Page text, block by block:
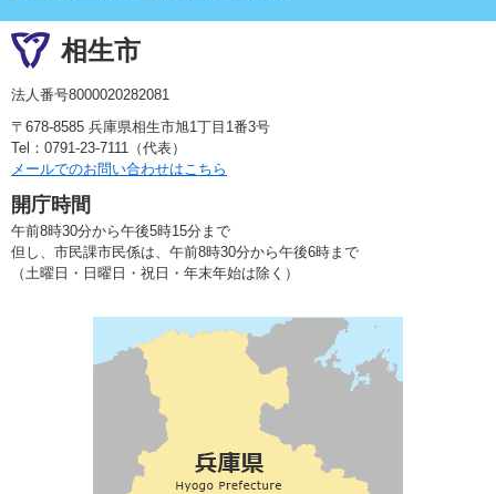
相生市
法人番号8000020282081
〒678-8585 兵庫県相生市旭1丁目1番3号
Tel：0791-23-7111（代表）
メールでのお問い合わせはこちら
開庁時間
午前8時30分から午後5時15分まで
但し、市民課市民係は、午前8時30分から午後6時まで
（土曜日・日曜日・祝日・年末年始は除く）